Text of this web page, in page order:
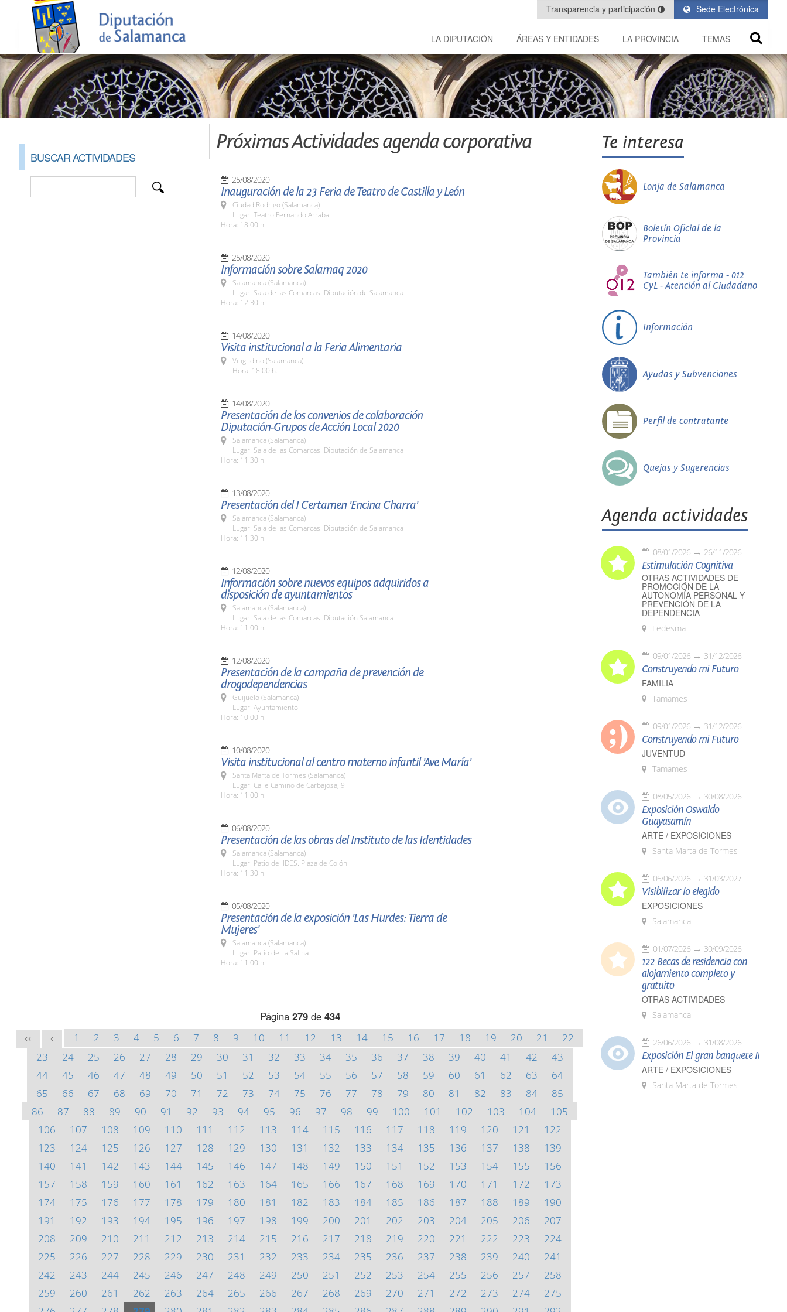
Sede Electrónica
Transparencia y participación
LA DIPUTACIÓN ÁREAS Y ENTIDADES LA PROVINCIA TEMAS
BUSCAR ACTIVIDADES
Próximas Actividades agenda corporativa
25/08/2020
Inauguración de la 23 Feria de Teatro de Castilla y León
Ciudad Rodrigo (Salamanca)
Lugar: Teatro Fernando Arrabal
Hora: 18:00 h.
25/08/2020
Información sobre Salamaq 2020
Salamanca (Salamanca)
Lugar: Sala de las Comarcas. Diputación de Salamanca
Hora: 12:30 h.
14/08/2020
Visita institucional a la Feria Alimentaria
Vitigudino (Salamanca)
Hora: 18:00 h.
14/08/2020
Presentación de los convenios de colaboración
Diputación-Grupos de Acción Local 2020
Salamanca (Salamanca)
Lugar: Sala de las Comarcas. Diputación de Salamanca
Hora: 11:30 h.
13/08/2020
Presentación del I Certamen 'Encina Charra'
Salamanca (Salamanca)
Lugar: Sala de las Comarcas. Diputación de Salamanca
Hora: 11:30 h.
12/08/2020
Información sobre nuevos equipos adquiridos a
disposición de ayuntamientos
Salamanca (Salamanca)
Lugar: Sala de las Comarcas. Diputación Salamanca
Hora: 11:00 h.
12/08/2020
Presentación de la campaña de prevención de
drogodependencias
Guijuelo (Salamanca)
Lugar: Ayuntamiento
Hora: 10:00 h.
10/08/2020
Visita institucional al centro materno infantil 'Ave María'
Santa Marta de Tormes (Salamanca)
Lugar: Calle Camino de Carbajosa, 9
Hora: 11:00 h.
06/08/2020
Presentación de las obras del Instituto de las Identidades
Salamanca (Salamanca)
Lugar: Patio del IDES. Plaza de Colón
Hora: 11:30 h.
05/08/2020
Presentación de la exposición 'Las Hurdes: Tierra de
Mujeres'
Salamanca (Salamanca)
Lugar: Patio de La Salina
Hora: 11:00 h.
Página 279de 434
<< < 1 2 3 4 5 6 7 8 9 10 11 12 13 14 15 16 17 18 19 20 21
22
23
24 25 26 27 28 29 30 31 32 33 34 35 36 37 38 39 40 41 42
43
44
45 46 47 48 49 50 51 52 53 54 55 56 57 58 59 60 61 62 63
64
65
66 67 68 69 70 71 72 73 74 75 76 77 78 79 80 81 82 83 84
85
86
87 88 89 90 91 92 93 94 95 96 97 98 99 100 101 102 103 104
105
106
107 108 109 110 111 112 113 114 115 116 117 118 119 120 121
122
123
124 125 126 127 128 129 130 131 132 133 134 135 136 137 138
139
140
141 142 143 144 145 146 147 148 149 150 151 152 153 154 155
156
157
158 159 160 161 162 163 164 165 166 167 168 169 170 171 172
173
174
175 176 177 178 179 180 181 182 183 184 185 186 187 188 189
190
191
192 193 194 195 196 197 198 199 200 201 202 203 204 205 206
207
208
209 210 211 212 213 214 215 216 217 218 219 220 221 222 223
224
225
226 227 228 229 230 231 232 233 234 235 236 237 238 239 240
241
242
243 244 245 246 247 248 249 250 251 252 253 254 255 256 257
258
259
260 261 262 263 264 265 266 267 268 269 270 271 272 273 274
275
Te interesa
Lonja de Salamanca
Boletín Oficial de la
Provincia
También te informa - 012
CyL - Atención al Ciudadano
Información
Ayudas y Subvenciones
Perfil de contratante
Quejas y Sugerencias
Agenda actividades
08/01/2026 26/11/2026
Estimulación Cognitiva
OTRAS ACTIVIDADES DE
PROMOCIÓN DE LA
AUTONOMÍA PERSONAL Y
PREVENCIÓN DE LA
DEPENDENCIA
Ledesma
09/01/2026 31/12/2026
Construyendo mi Futuro
FAMILIA
Tamames
09/01/2026 31/12/2026
Construyendo mi Futuro
JUVENTUD
Tamames
08/05/2026 30/08/2026
Exposición Oswaldo
Guayasamín
ARTE / EXPOSICIONES
Santa Marta de Tormes
05/06/2026 31/03/2027
Visibilizar lo elegido
EXPOSICIONES
Salamanca
01/07/2026 30/09/2026
122 Becas de residencia con
alojamiento completo y
gratuito
OTRAS ACTIVIDADES
Salamanca
26/06/2026 31/08/2026
Exposición El gran banquete II
ARTE / EXPOSICIONES
Santa Marta de Tormes